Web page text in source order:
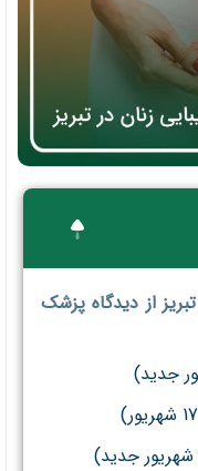
از دیدگاه پزشک
جدید)
شهریور جدید)